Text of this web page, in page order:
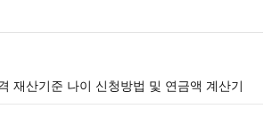
재산기준 나이 신청방법 및 연금액 계산기